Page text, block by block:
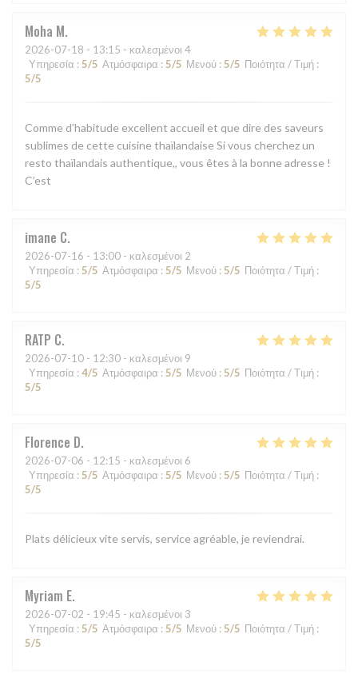
Moha M
2026-07-18 - 13:15 - καλεσμένοι 4
Υπηρεσία : 5/5 Ατμόσφαιρα : 5/5 Μενού : 5/5 Ποιότητα / Τιμή :
5/5
Comme d’habitude excellent accueil et que dire des saveurs
sublimes de cette cuisine thaïlandaise Si vous cherchez un
resto thaïlandais authentique,, vous êtes à la bonne adresse !
C’est
imane C
2026-07-16 - 13:00 - καλεσμένοι 2
Υπηρεσία : 5/5 Ατμόσφαιρα : 5/5 Μενού : 5/5 Ποιότητα / Τιμή :
5/5
RATP C
2026-07-10 - 12:30 - καλεσμένοι 9
Υπηρεσία : 4/5 Ατμόσφαιρα : 5/5 Μενού : 5/5 Ποιότητα / Τιμή :
5/5
Florence D
2026-07-06 - 12:15 - καλεσμένοι 6
Υπηρεσία : 5/5 Ατμόσφαιρα : 5/5 Μενού : 5/5 Ποιότητα / Τιμή :
5/5
Plats délicieux vite servis, service agréable, je reviendrai.
Myriam E
2026-07-02 - 19:45 - καλεσμένοι 3
Υπηρεσία : 5/5 Ατμόσφαιρα : 5/5 Μενού : 5/5 Ποιότητα / Τιμή :
5/5